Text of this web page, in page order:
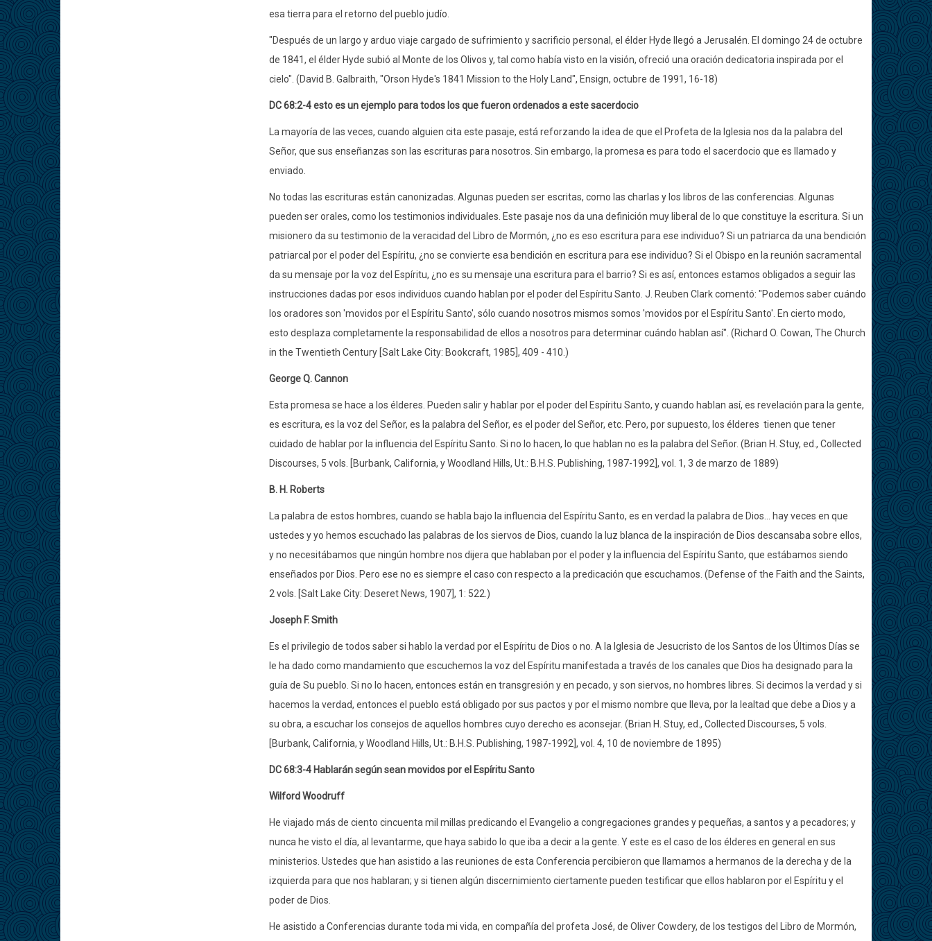
esa tierra para el retorno del pueblo judío.
"Después de un largo y arduo viaje cargado de sufrimiento y sacrificio personal, el élder Hyde llegó a Jerusalén. El domingo 24 de octubre
de 1841, el élder Hyde subió al Monte de los Olivos y, tal como había visto en la visión, ofreció una oración dedicatoria inspirada por el
cielo". (David B. Galbraith, "Orson Hyde's 1841 Mission to the Holy Land", Ensign, octubre de 1991, 16-18)
DC 68:2-4 esto es un ejemplo para todos los que fueron ordenados a este sacerdocio
La mayoría de las veces, cuando alguien cita este pasaje, está reforzando la idea de que el Profeta de la Iglesia nos da la palabra del
Señor, que sus enseñanzas son las escrituras para nosotros. Sin embargo, la promesa es para todo el sacerdocio que es llamado y
enviado.
No todas las escrituras están canonizadas. Algunas pueden ser escritas, como las charlas y los libros de las conferencias. Algunas
pueden ser orales, como los testimonios individuales. Este pasaje nos da una definición muy liberal de lo que constituye la escritura. Si un
misionero da su testimonio de la veracidad del Libro de Mormón, ¿no es eso escritura para ese individuo? Si un patriarca da una bendición
patriarcal por el poder del Espíritu, ¿no se convierte esa bendición en escritura para ese individuo? Si el Obispo en la reunión sacramental
da su mensaje por la voz del Espíritu, ¿no es su mensaje una escritura para el barrio? Si es así, entonces estamos obligados a seguir las
instrucciones dadas por esos individuos cuando hablan por el poder del Espíritu Santo. J. Reuben Clark comentó: "Podemos saber cuándo
los oradores son 'movidos por el Espíritu Santo', sólo cuando nosotros mismos somos 'movidos por el Espíritu Santo'. En cierto modo,
esto desplaza completamente la responsabilidad de ellos a nosotros para determinar cuándo hablan así". (Richard O. Cowan, The Church
in the Twentieth Century [Salt Lake City: Bookcraft, 1985], 409 - 410.)
George Q. Cannon
Esta promesa se hace a los élderes. Pueden salir y hablar por el poder del Espíritu Santo, y cuando hablan así, es revelación para la gente,
es escritura, es la voz del Señor, es la palabra del Señor, es el poder del Señor, etc. Pero, por supuesto, los élderes tienen que tener
cuidado de hablar por la influencia del Espíritu Santo. Si no lo hacen, lo que hablan no es la palabra del Señor. (Brian H. Stuy, ed., Collected
Discourses, 5 vols. [Burbank, California, y Woodland Hills, Ut.: B.H.S. Publishing, 1987-1992], vol. 1, 3 de marzo de 1889)
B. H. Roberts
La palabra de estos hombres, cuando se habla bajo la influencia del Espíritu Santo, es en verdad la palabra de Dios... hay veces en que
ustedes y yo hemos escuchado las palabras de los siervos de Dios, cuando la luz blanca de la inspiración de Dios descansaba sobre ellos,
y no necesitábamos que ningún hombre nos dijera que hablaban por el poder y la influencia del Espíritu Santo, que estábamos siendo
enseñados por Dios. Pero ese no es siempre el caso con respecto a la predicación que escuchamos. (Defense of the Faith and the Saints,
2 vols. [Salt Lake City: Deseret News, 1907], 1: 522.)
Joseph F. Smith
Es el privilegio de todos saber si hablo la verdad por el Espíritu de Dios o no. A la Iglesia de Jesucristo de los Santos de los Últimos Días se
le ha dado como mandamiento que escuchemos la voz del Espíritu manifestada a través de los canales que Dios ha designado para la
guía de Su pueblo. Si no lo hacen, entonces están en transgresión y en pecado, y son siervos, no hombres libres. Si decimos la verdad y si
hacemos la verdad, entonces el pueblo está obligado por sus pactos y por el mismo nombre que lleva, por la lealtad que debe a Dios y a
su obra, a escuchar los consejos de aquellos hombres cuyo derecho es aconsejar. (Brian H. Stuy, ed., Collected Discourses, 5 vols.
[Burbank, California, y Woodland Hills, Ut.: B.H.S. Publishing, 1987-1992], vol. 4, 10 de noviembre de 1895)
DC 68:3-4 Hablarán según sean movidos por el Espíritu Santo
Wilford Woodruff
He viajado más de ciento cincuenta mil millas predicando el Evangelio a congregaciones grandes y pequeñas, a santos y a pecadores; y
nunca he visto el día, al levantarme, que haya sabido lo que iba a decir a la gente. Y este es el caso de los élderes en general en sus
ministerios. Ustedes que han asistido a las reuniones de esta Conferencia percibieron que llamamos a hermanos de la derecha y de la
izquierda para que nos hablaran; y si tienen algún discernimiento ciertamente pueden testificar que ellos hablaron por el Espíritu y el
poder de Dios.
He asistido a Conferencias durante toda mi vida, en compañía del profeta José, de Oliver Cowdery, de los testigos del Libro de Mormón,